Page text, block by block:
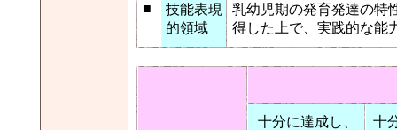
■
技能表現
的領域
乳幼児期の発育発達の特
得した上で、実践的な能
十分に達成し、
十